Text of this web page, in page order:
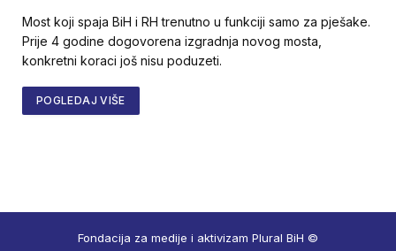
Most koji spaja BiH i RH trenutno u funkciji samo za pješake.
Prije 4 godine dogovorena izgradnja novog mosta,
konkretni koraci još nisu poduzeti.
POGLEDAJ VIŠE
Fondacija za medije i aktivizam Plural BiH ©